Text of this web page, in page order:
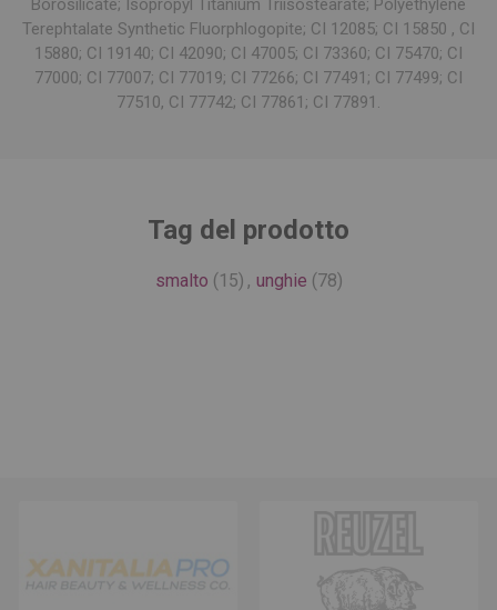
Borosilicate; Isopropyl Titanium Triisostearate; Polyethylene
Terephtalate Synthetic Fluorphlogopite; CI 12085; CI 15850 , CI
15880; CI 19140; CI 42090; CI 47005; CI 73360; CI 75470; CI
77000; CI 77007; CI 77019; CI 77266; CI 77491; CI 77499; CI
77510, CI 77742; CI 77861; CI 77891.
Tag del prodotto
smalto (15) , unghie (78)